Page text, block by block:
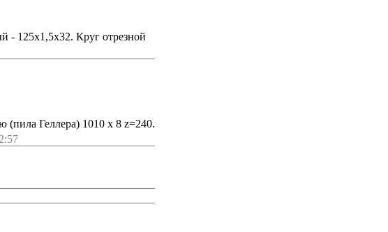
- 125х1,5х32. Круг отрезной
Геллера) 1010 х 8 z=240.